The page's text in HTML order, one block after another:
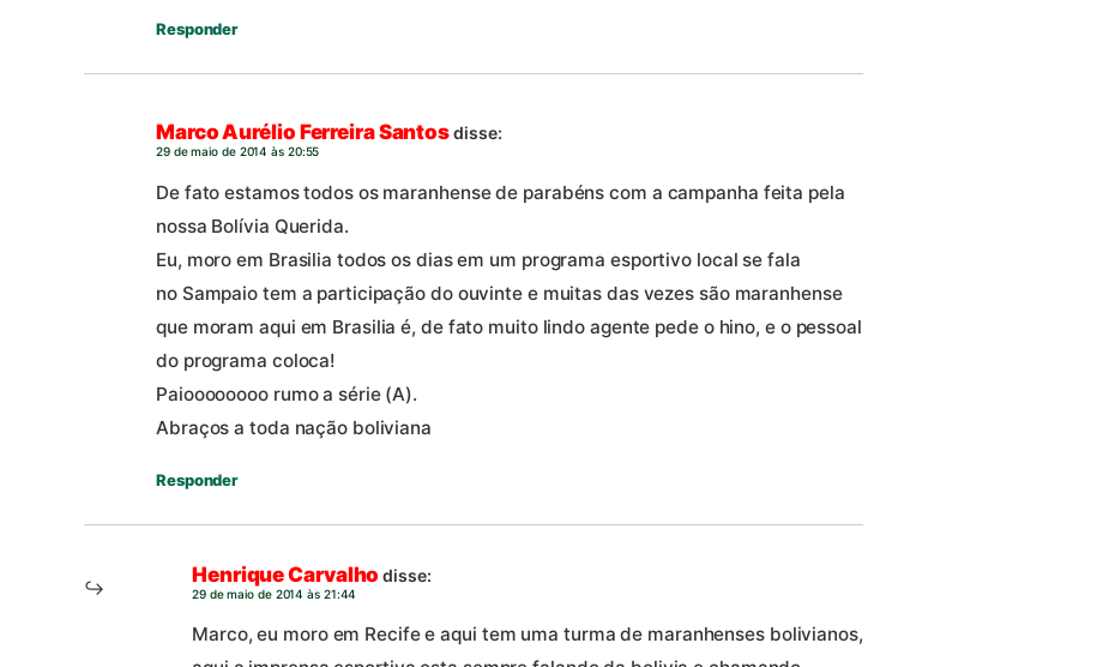
Responder
Marco Aurélio Ferreira Santosdisse:
29 de maio de 2014 às 20:55
De fato estamos todos os maranhense de parabéns com a campanha feita pela
nossa Bolívia Querida.
Eu, moro em Brasilia todos os dias em um programa esportivo local se fala
no Sampaio tem a participação do ouvinte e muitas das vezes são maranhense
que moram aqui em Brasilia é, de fato muito lindo agente pede o hino, e o pessoal
do programa coloca!
Paioooooooo rumo a série (A).
Abraços a toda nação boliviana
Responder
Henrique Carvalho disse:
29 de maio de 2014 às 21:44
Marco, eu moro em Recife e aqui tem uma turma de maranhenses bolivianos,